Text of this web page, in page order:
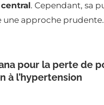
. Cependant, sa
une approche prudente.
pour la perte de
à l’hypertension